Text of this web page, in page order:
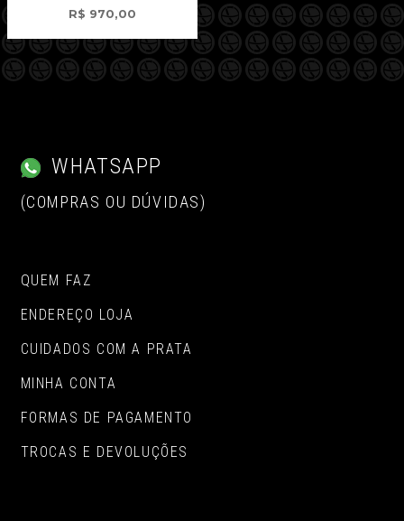
R$ 970,00
WHATSAPP
(COMPRAS OU DÚVIDAS)
QUEM FAZ
ENDEREÇO LOJA
CUIDADOS COM A PRATA
MINHA CONTA
FORMAS DE PAGAMENTO
TROCAS E DEVOLUÇÕES